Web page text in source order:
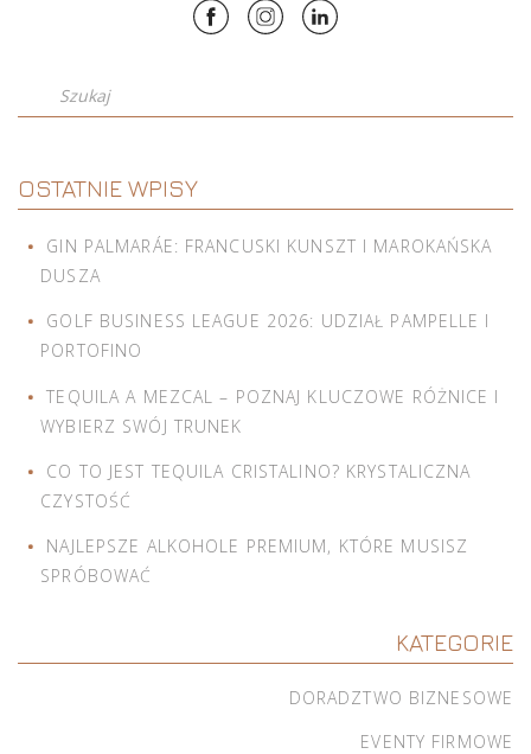
Szukaj
OSTATNIE WPISY
GIN PALMARÁE: FRANCUSKI KUNSZT I MAROKAŃSKA
DUSZA
GOLF BUSINESS LEAGUE 2026: UDZIAŁ PAMPELLE I
PORTOFINO
TEQUILA A MEZCAL – POZNAJ KLUCZOWE RÓŻNICE I
WYBIERZ SWÓJ TRUNEK
CO TO JEST TEQUILA CRISTALINO? KRYSTALICZNA
CZYSTOŚĆ
NAJLEPSZE ALKOHOLE PREMIUM, KTÓRE MUSISZ
SPRÓBOWAĆ
KATEGORIE
DORADZTWO BIZNESOWE
EVENTY FIRMOWE